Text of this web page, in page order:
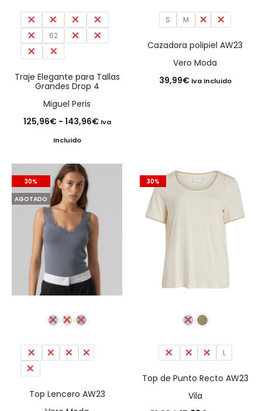
52 54 56
58
60
62 64
66
68
70
Traje Elegante para Tallas
Grandes Drop 4
Miguel Peris
125,96€ - 143,96€Rango
143,96€
Iva
Incluido
S M L XL
Cazadora polipiel AW23
Vero Moda
39,99€ Iva Incluido
30%
AGOTADO
XS S M
L
XL
Top Lencero AW23
30%
XS S M L
Top de Punto Recto AW23
Vila